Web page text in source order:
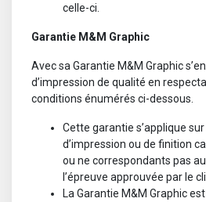
celle-ci.
Garantie M&M Graphic
Avec sa Garantie M&M Graphic
d’impression de qualité en
conditions énumérés ci-dessous.
Cette garantie s’applique
d’impression ou de finition
ou ne correspondants pas
l’épreuve approuvée par le
La Garantie M&M Graphic